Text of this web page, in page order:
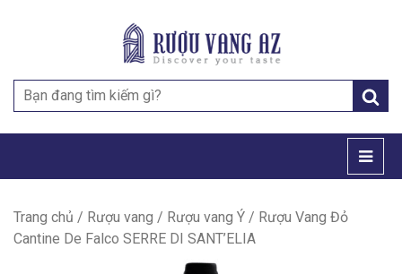
Search
for:
Trang chủ / Rượu vang / Rượu vang Ý / Rượu Vang Đỏ
Cantine De Falco SERRE DI SANT’ELIA